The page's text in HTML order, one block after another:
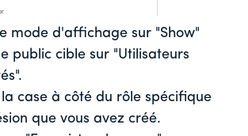
mode d'affichage sur "Show"
public cible sur "Utilisateurs
la case à côté du rôle spécifique
que vous avez créé.